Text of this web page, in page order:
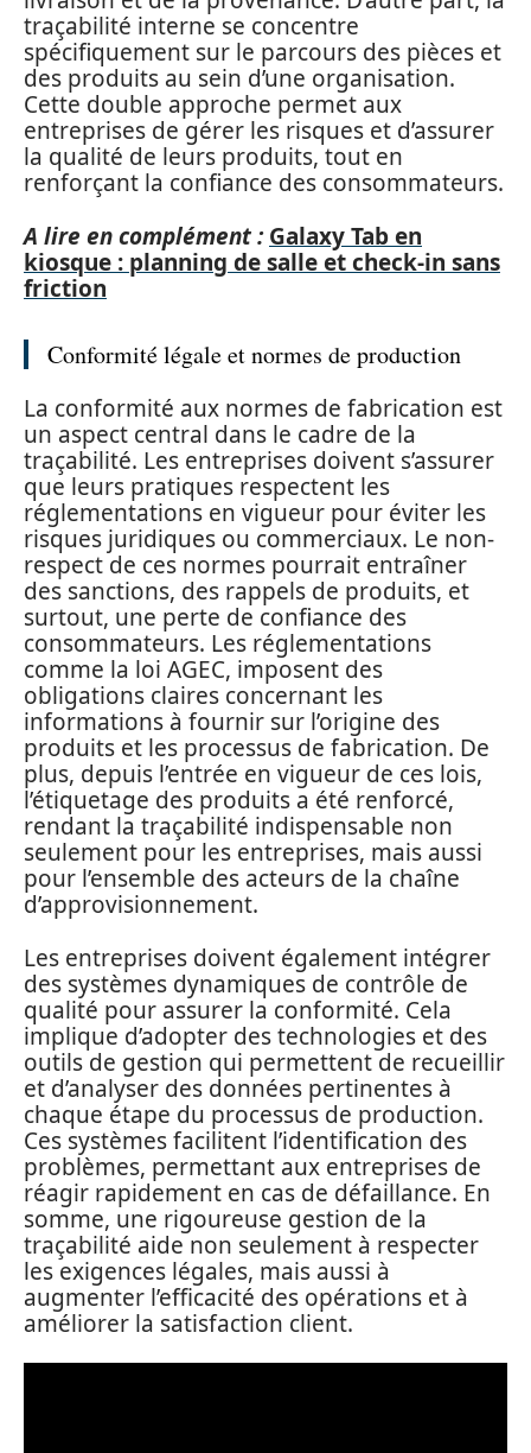
traçabilité interne se concentre
spécifiquement sur le parcours des pièces et
des produits au sein d’une organisation.
Cette double approche permet aux
entreprises de gérer les risques et d’assurer
la qualité de leurs produits, tout en
renforçant la confiance des consommateurs.
A lire en complément : Galaxy Tab en
kiosque : planning de salle et check-in sans
friction
Conformité légale et normes de production
La conformité aux normes de fabrication est
un aspect central dans le cadre de la
traçabilité. Les entreprises doivent s’assurer
que leurs pratiques respectent les
réglementations en vigueur pour éviter les
risques juridiques ou commerciaux. Le non-
respect de ces normes pourrait entraîner
des sanctions, des rappels de produits, et
surtout, une perte de confiance des
consommateurs. Les réglementations
comme la loi AGEC, imposent des
obligations claires concernant les
informations à fournir sur l’origine des
produits et les processus de fabrication. De
plus, depuis l’entrée en vigueur de ces lois,
l’étiquetage des produits a été renforcé,
rendant la traçabilité indispensable non
seulement pour les entreprises, mais aussi
pour l’ensemble des acteurs de la chaîne
d’approvisionnement.
Les entreprises doivent également intégrer
des systèmes dynamiques de contrôle de
qualité pour assurer la conformité. Cela
implique d’adopter des technologies et des
outils de gestion qui permettent de recueillir
et d’analyser des données pertinentes à
chaque étape du processus de production.
Ces systèmes facilitent l’identification des
problèmes, permettant aux entreprises de
réagir rapidement en cas de défaillance. En
somme, une rigoureuse gestion de la
traçabilité aide non seulement à respecter
les exigences légales, mais aussi à
augmenter l’efficacité des opérations et à
améliorer la satisfaction client.